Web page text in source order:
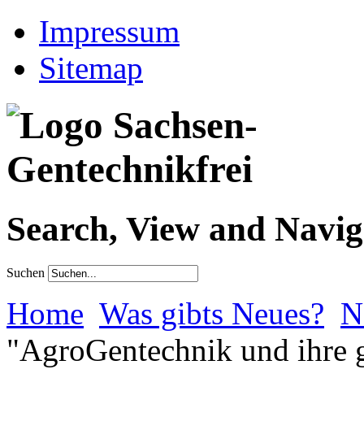
Impressum
Sitemap
Search, View and
Suchen
Home Was gibts Neues?
"AgroGentechnik und ihre